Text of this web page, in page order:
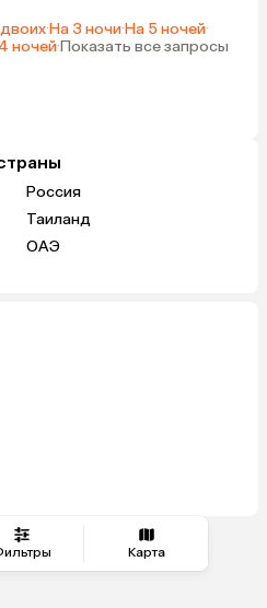
Карта
·На 3 ночи·На 5 ночей·
ночей·Показать все запросы
Россия
Таиланд
ОАЭ